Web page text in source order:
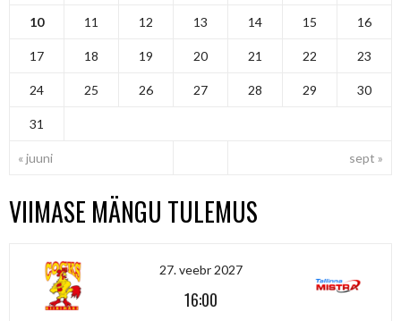
« juuni sept »
10 11 12 13 14 15 16
17 18 19 20 21 22 23
24 25 26 27 28 29 30
31
VIIMASE MÄNGU TULEMUS
27. veebr 2027
16:00